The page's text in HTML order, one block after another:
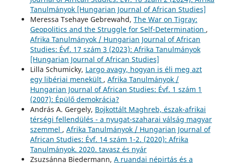
Tanulmányok [Hungarian Journal of African Studies]
Meressa Tsehaye Gebrewahd, The War on Tigray:
Geopolitics and the Struggle for Self-Determination ,
Afrika Tanulmányok / Hungarian Journal of African
Studies: Évf. 17 szám 3 (2023): Afrika Tanulmányok
[Hungarian Journal of African Studies]
Lilla Schumicky, Largo avagy, hogyan is éli meg azt
egy libériai menekült , Afrika Tanulmányok /
Hungarian Journal of African Studies: Évf. 1 szám 1
(2007): Épülő demokrácia?
András A. Gergely, Bojkottált Maghreb, észak-afrikai
térségi fellendülés - a nyugat-szaharai válság magyar
szemmel , Afrika Tanulmányok / Hungarian Journal of
African Studies: Évf. 14 szám 1-2. (2020): Afrika
Tanulmányok. 2020. tavasz és nyár
Zsuzsánna Biedermann, A ruandai népirtás és a